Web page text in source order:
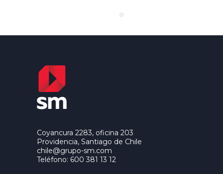
Coyancura 2283, oficina 203
Providencia, Santiago de Chile
chile@grupo-sm.com
Teléfono: 600 381 13 12